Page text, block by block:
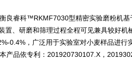
衡良睿科™RKMF7030型精密实验磨粉机基
置、研磨和筛理过程全程可见兼具较好
0.4%，广泛用于实验室对小麦样品进行
产品依专利：201920730107.X，